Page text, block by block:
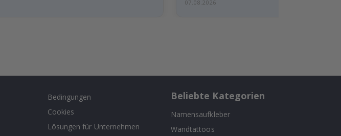
07.08.2026
Bedingungen
Cookies
Lösungen für Unternehmen
Beliebte Kategorien
Namensaufkleber
Wandtattoos